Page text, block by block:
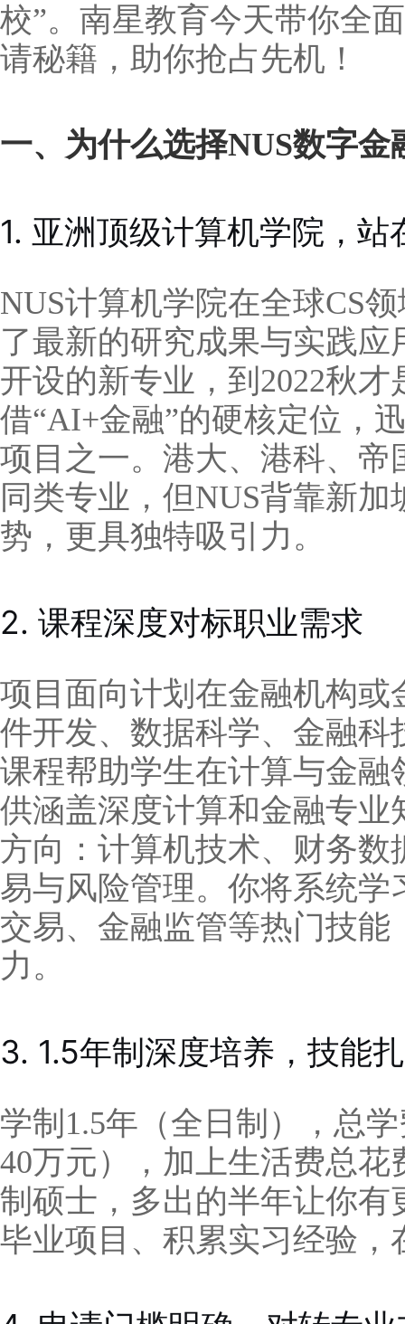
校”。南星教育今天带你全
请秘籍，助你抢占先机！
一、为什么选择NUS数字金
1. 亚洲顶级计算机学院，站
NUS计算机学院在全球CS
了最新的研究成果与实践应
开设的新专业，到2022秋
借“AI+金融”的硬核定位，
项目之一。港大、港科、
同类专业，但NUS背靠新
势，更具独特吸引力。
2. 课程深度对标职业需求
项目面向计划在金融机构
件开发、数据科学、金融
课程帮助学生在计算与金
供涵盖深度计算和金融专
方向：计算机技术、财务
易与风险管理。你将系统
交易、金融监管等热门技
力。
3. 1.5年制深度培养，技能
学制1.5年（全日制），总
40万元），加上生活费总
制硕士，多出的半年让你
毕业项目、积累实习经验，